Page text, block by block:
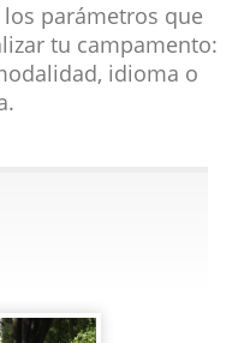
parámetros que
tu campamento:
idioma o